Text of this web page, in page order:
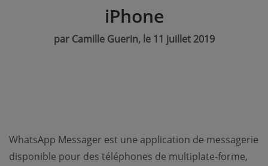
iPhone
par Camille Guerin, le 11 juillet 2019
WhatsApp Messager est une application de messagerie
disponible pour des téléphones de multiplate-forme,